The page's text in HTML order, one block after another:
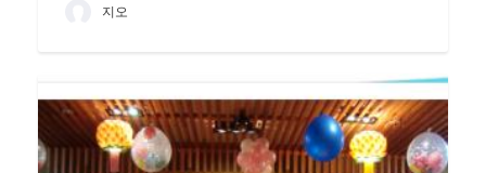
지오